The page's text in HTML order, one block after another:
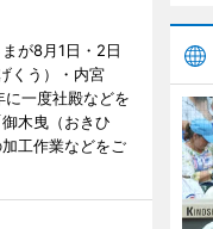
が8月1日・2日
くう）・内宮
に一度社殿などを
木曳（おきひ
工作業などをご